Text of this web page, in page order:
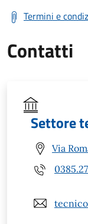
Termini e
Contatti
Settore
Via